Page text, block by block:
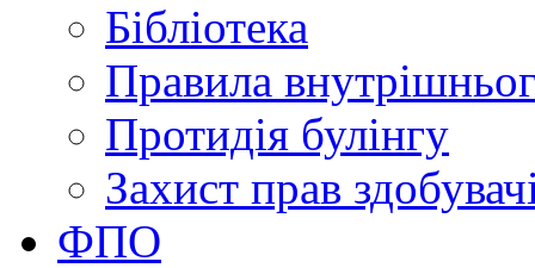
Бібліотека
Правила
Протидія булінгу
Захист прав
ФПО